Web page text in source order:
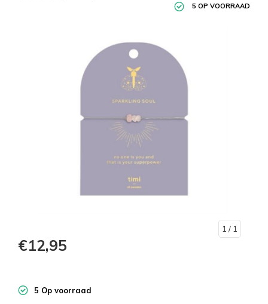
5 OP VOORRAAD
1 / 1
€12,95
5 Op voorraad